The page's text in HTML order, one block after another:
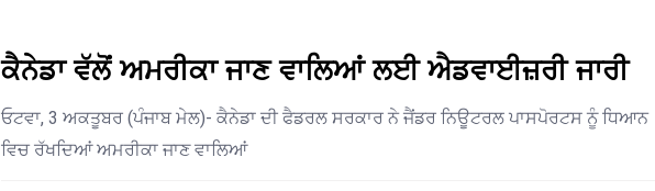
ਕੈਨੇਡਾ ਵੱਲੋਂ ਅਮਰੀਕਾ ਜਾਣ ਵਾਲਿਆਂ ਲਈ ਐਡਵਾਈਜ਼ਰੀ ਜਾਰੀ
ਓਟਵਾ, 3 ਅਕਤੂਬਰ (ਪੰਜਾਬ ਮੇਲ)- ਕੈਨੇਡਾ ਦੀ ਫੈਡਰਲ ਸਰਕਾਰ ਨੇ ਜੈਂਡਰ ਨਿਊਟਰਲ ਪਾਸਪੋਰਟਸ ਨੂੰ ਧਿਆਨ
ਵਿਚ ਰੱਖਦਿਆਂ ਅਮਰੀਕਾ ਜਾਣ ਵਾਲਿਆਂ